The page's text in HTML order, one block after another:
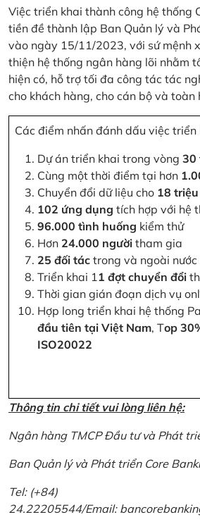
Việc triển khai thành công hệ thống
tiền đề thành lập Ban Quản lý và
vào ngày 15/11/2023, với sứ mệnh
thiện hệ thống ngân hàng lõi nhằm
hiện có, hỗ trợ tối đa công tác tác
cho khách hàng, cho cán bộ và toàn
Các điểm nhấn đánh dấu việc
Dự án triển khai trong vòng 30
Cùng một thời điểm tại hơn
Chuyển đổi dữ liệu cho 18
102 ứng dụng tích hợp với hệ
96.000 tình huống kiểm thử
Hơn 24.000 người tham gia
25 đối tác trong và ngoài nước
Triển khai 11 đợt chuyển đổi
Thời gian gián đoạn dịch vụ
Hợp long triển khai hệ thống
đầu tiên tại Việt Nam, Top
ISO20022
Thông tin chi tiết vui lòng liên hệ:
Ngân hàng TMCP Đầu tư và Phát
Ban Quản lý và Phát triển Core
Tel: (+84)
24.22205544/Email: